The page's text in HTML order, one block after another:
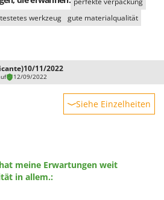
werkzeug gute materialqualität
10/11/2022
12/09/2022
Siehe Einzelheiten
meine Erwartungen weit
in allem.: